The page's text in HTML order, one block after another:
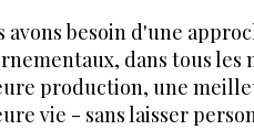
avons besoin d'une
dans tous
production, une
vie - sans laisser